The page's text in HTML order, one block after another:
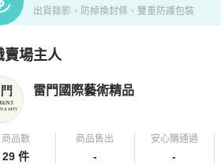
出貨錄影、防掉換封條、雙重防護包裝
賣場主人
拍拍圈嚴選賣家
雷門國際藝術精品
商品數
29 件
商品售出
-
安心購通過
-